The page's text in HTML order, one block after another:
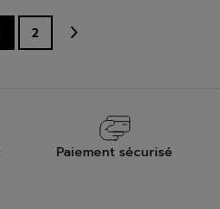
étoiles.
1
avis
2
Paiement sécurisé